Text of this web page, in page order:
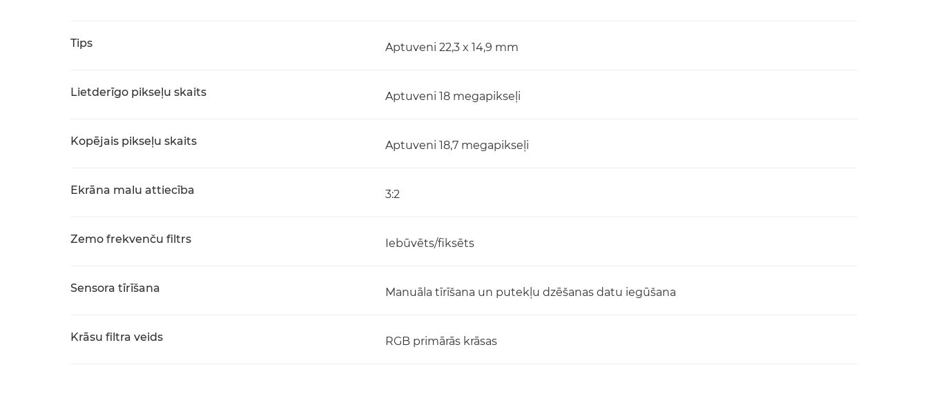
Tips Aptuveni 22,3 x 14,9 mm
Lietderīgo pikseļu skaits Aptuveni 18 megapikseļi
Kopējais pikseļu skaits Aptuveni 18,7 megapikseļi
Ekrāna malu attiecība 3:2
Zemo frekvenču filtrs Iebūvēts/fiksēts
Sensora tīrīšana Manuāla tīrīšana un putekļu dzēšanas datu iegūšana
Krāsu filtra veids RGB primārās krāsas